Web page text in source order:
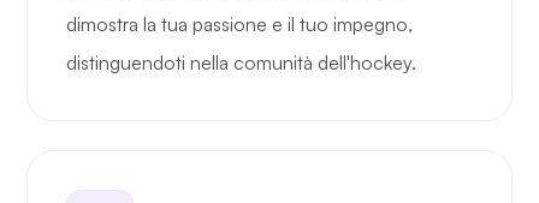
dimostra la tua passione e il tuo impegno,
distinguendoti nella comunità dell'hockey.